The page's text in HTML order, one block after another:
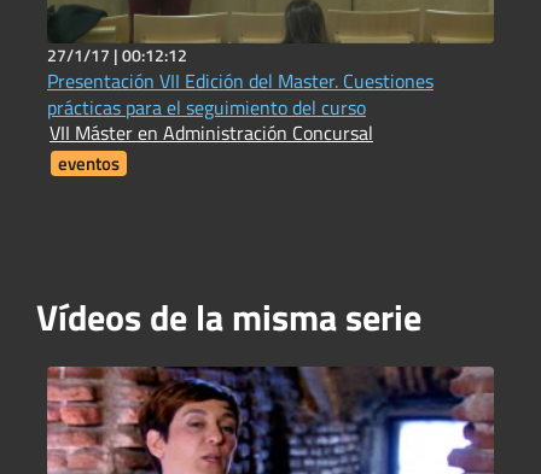
27/1/17 |00:12:12
Presentación VII Edición del Master. Cuestiones
prácticas para el seguimiento del curso
VII Máster en Administración Concursal
eventos
Vídeos de la misma serie